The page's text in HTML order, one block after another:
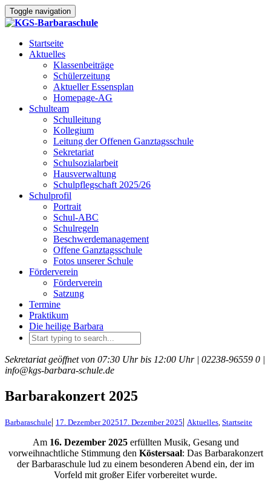
Toggle navigation
Startseite
Aktuelles
Klassenbeiträge
Schülerzeitung
Aktueller Essensplan
Homepage-AG
Schulteam
Schulleitung
Kollegium
Leitung der Offenen Ganztagsschule
Sekretariat
Schulsozialarbeit
Hausverwaltung
Schulpflegschaft 2025/26
Schulprofil
Portrait
Schul-ABC
Schulregeln
Beschwerdemanagement
Offene Ganztagsschule
Fotos unserer Schule
Förderverein
Förderverein
Satzung
Termine
Praktikum
Die heilige Barbara
Sekretariat geöffnet von 07:30 Uhr bis 12:00 Uhr | 02238-96559 0 |
info@kgs-barbara-schule.de
Barbarakonzert 2025
Barbaraschule| 17. Dezember 202517. Dezember 2025| Aktuelles Startseite
Am 16. Dezember 2025erfüllten Musik, Gesang und
vorweihnachtliche Stimmung den Köstersaal: Das Barbarakonzert
der Barbaraschule lud zu einem besonderen Abend ein, der im
Vorfeld mit großer Eifer vorbereitet wurde.